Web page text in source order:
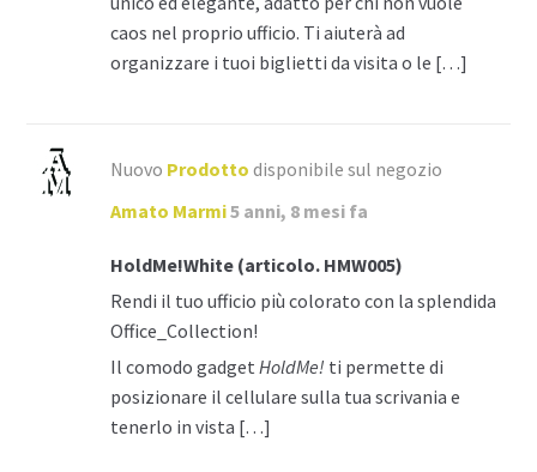
caos nel proprio ufficio. Ti aiuterà ad
organizzare i tuoi biglietti da visita o le […]
Nuovo Prodotto disponibile sul negozio
Amato Marmi5 anni, 8 mesi fa
HoldMe!White (articolo. HMW005)
Rendi il tuo ufficio più colorato con la splendida
Office_Collection!
Il comodo gadget HoldMe! ti permette di
posizionare il cellulare sulla tua scrivania e
tenerlo in vista […]